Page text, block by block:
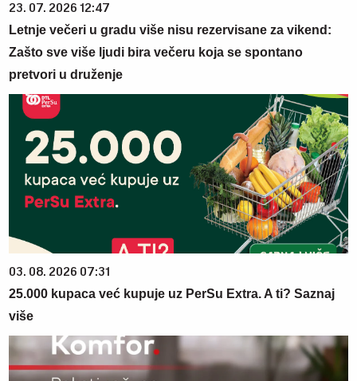
23. 07. 2026 12:47
Letnje večeri u gradu više nisu rezervisane za vikend:
Zašto sve više ljudi bira večeru koja se spontano
pretvori u druženje
03. 08. 2026 07:31
25.000 kupaca već kupuje uz PerSu Extra. A ti? Saznaj
više